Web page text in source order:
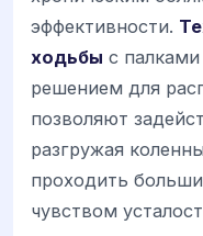
эффективности.
ходьбы с
решением для
позволяют
разгружая
проходить
чувством